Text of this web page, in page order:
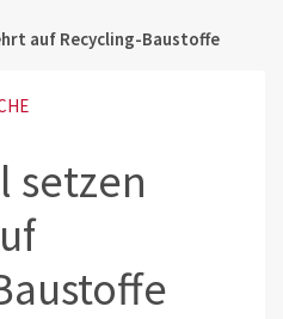
auf Recycling-Baustoffe
setzen